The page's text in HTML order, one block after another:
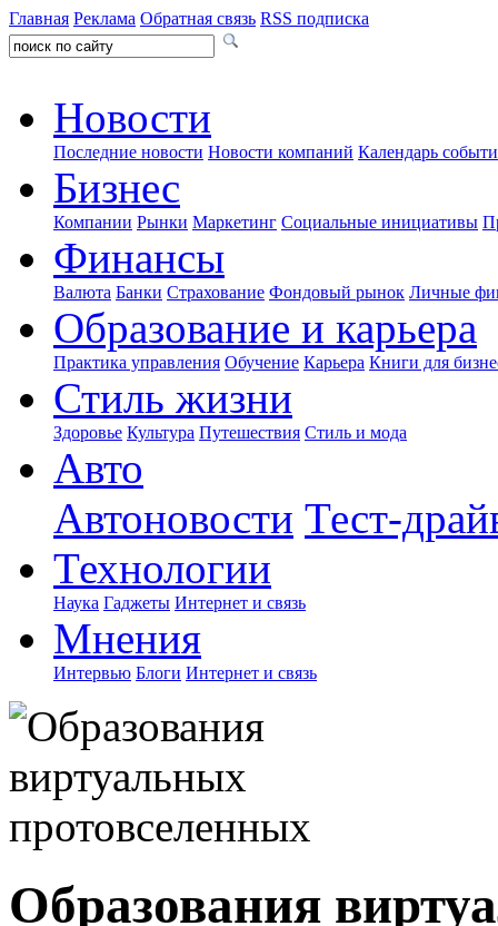
Главная Реклама Обратная связь RSS подписка
Новости
Последние новости Новости компаний Календарь
Бизнес
Компании Рынки Маркетинг Социальные инициативы
Финансы
Валюта Банки Страхование Фондовый рынок Личные
Образование и карьера
Практика управления Обучение Карьера Книги для
Стиль жизни
Здоровье Культура Путешествия Стиль и мода
Авто
Автоновости Тест-
Технологии
Наука Гаджеты Интернет и связь
Мнения
Интервью Блоги Интернет и связь
Образования